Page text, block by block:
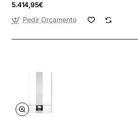
5.414,95€
Pedir Orçamento